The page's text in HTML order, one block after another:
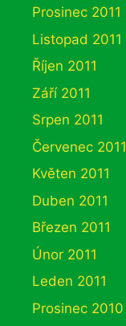
Prosinec 2011
Listopad 2011
Říjen 2011
Září 2011
Srpen 2011
Červenec 2011
Květen 2011
Duben 2011
Březen 2011
Únor 2011
Leden 2011
Prosinec 2010